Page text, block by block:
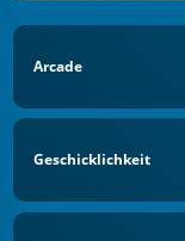
Arcade
Geschicklichkeit